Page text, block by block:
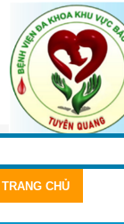
TRANG CHỦ